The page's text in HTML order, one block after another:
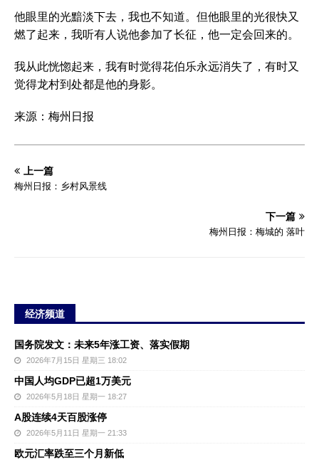
他眼里的光黯淡下去，我也不知道。但他眼里的光很快又
燃了起来，我听有人说他参加了长征，他一定会回来的。
我从此恍惚起来，我有时觉得花伯乐永远消失了，有时又
觉得龙村到处都是他的身影。
来源：梅州日报
上一篇
梅州日报：乡村风景线
下一篇
梅州日报：梅城的 落叶
经济频道
国务院发文：未来5年涨工资、落实假期
2026年7月15日 星期三 18:02
中国人均GDP已超1万美元
2026年5月18日 星期一 18:27
A股连续4天百股涨停
2026年5月11日 星期一 21:33
欧元汇率跌至三个月新低